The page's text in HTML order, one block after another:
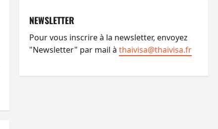
NEWSLETTER
Pour vous inscrire à la newsletter, envoyez
"Newsletter" par mail à thaivisa@thaivisa.fr